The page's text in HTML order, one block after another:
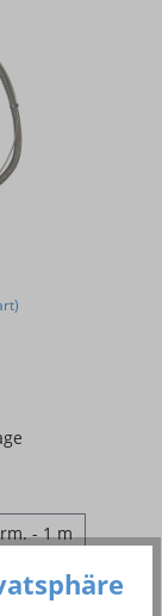
- 1 m